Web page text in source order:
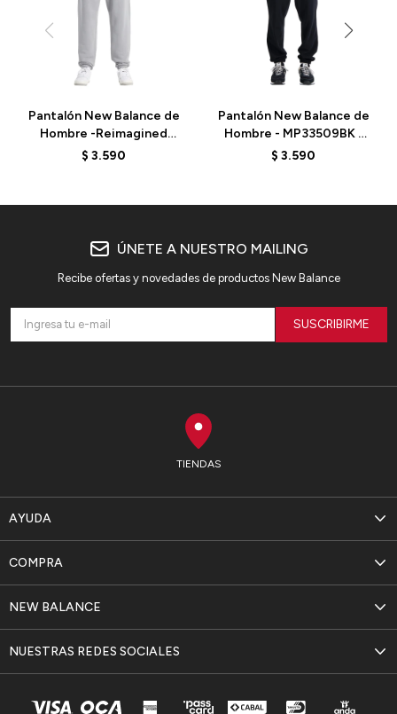
Pantalón New Balance de
Hombre -Reimagined
Fleece-MP51505YST -
$ 3.590
Pantalón New Balance de
Hombre - MP33509BK -
BLACK
$ 3.590
TIENDAS
AYUDA
NEW BALANCE
COMPRA
NUESTRAS REDES SOCIALES
ÚNETE A NUESTRO MAILING
Recibe ofertas y novedades de productos New Balance
SUSCRIBIRME